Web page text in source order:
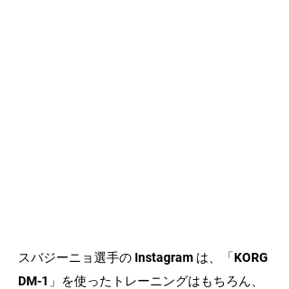
スバジーニョ選手の Instagram は、「KORG
DM-1」を使ったトレーニングはもちろん、